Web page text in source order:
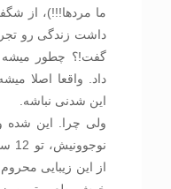
ما مردها!!!)، از
داشت زندگی رو
گفت!؟ چطور میشه
داد. واقعا اصلا
این شدنی نباشه.
ولی چرا. این شده
از این زیبایی